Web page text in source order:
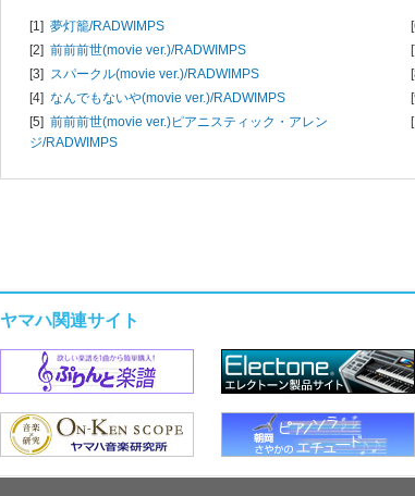
[1] 夢灯籠/RADWIMPS
[2] 前前前世(movie ver.)/RADWIMPS
[3] スパークル(movie ver.)/RADWIMPS
[4] なんでもないや(movie ver.)/RADWIMPS
[5] 前前前世(movie ver.)ピアニスティック・アレン
ジ/RADWIMPS
ヤマハ関連サイト